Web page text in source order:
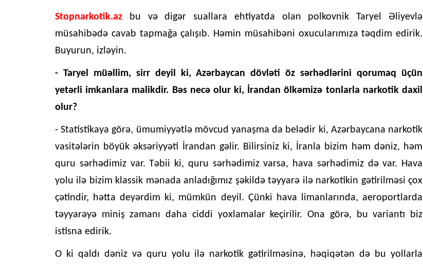
Stopnarkotik.az
bu və digər suallara ehtiyatda olan polkovnik Taryel Əliyevlə
müsahibədə cavab tapmağa çalışıb. Həmin müsahibəni oxucularımıza təqdim edirik.
Buyurun, izləyin.
- Taryel müəllim, sirr deyil ki, Azərbaycan dövləti öz sərhədlərini qorumaq üçün
yetərli imkanlara malikdir. Bəs necə olur ki, İrandan ölkəmizə tonlarla narkotik daxil
olur?
- Statistikaya görə, ümumiyyətlə mövcud yanaşma da belədir ki, Azərbaycana narkotik
vasitələrin böyük əksəriyyəti İrandan gəlir. Bilirsiniz ki, İranla bizim həm dəniz, həm
quru sərhədimiz var. Təbii ki, quru sərhədimiz varsa, hava sərhədimiz də var. Hava
yolu ilə bizim klassik mənada anladığımız şəkildə təyyarə ilə narkotikin gətirilməsi çox
çətindir, hətta deyərdim ki, mümkün deyil. Çünki hava limanlarında, aeroportlarda
təyyarəyə miniş zamanı daha ciddi yoxlamalar keçirilir. Ona görə, bu variantı biz
istisna edirik.
O ki qaldı dəniz və quru yolu ilə narkotik gətirilməsinə, həqiqətən də bu yollarla